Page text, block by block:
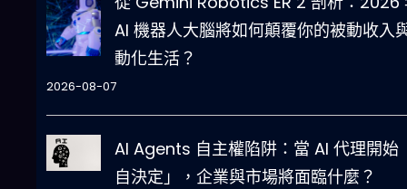
AI 機器人大腦將如何顛覆你的被動收入
動化生活？
2026-08-07
AI Agents 自主權陷阱：當 AI 代理開始
自決定」，企業與市場將面臨什麼？